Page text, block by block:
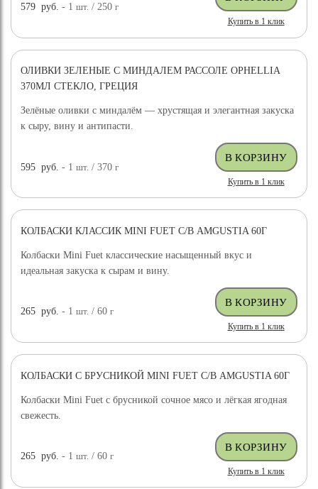
579 руб. - 1шт. / 250г
Купить в 1 клик
ОЛИВКИ ЗЕЛЕНЫЕ С МИНДАЛЕМ РАССОЛЕ OPHELLIA
370МЛ СТЕКЛО, ГРЕЦИЯ
Зелёные оливки с миндалём — хрустящая и элегантная закуска
к сыру, вину и антипасти.
595 руб. - 1шт. / 370г
Купить в 1 клик
КОЛБАСКИ КЛАССИК MINI FUET С/В AMGUSTIA 60Г
Колбаски Mini Fuet классические насыщенный вкус и
идеальная закуска к сырам и вину.
265 руб. - 1шт. / 60г
Купить в 1 клик
КОЛБАСКИ С БРУСНИКОЙ MINI FUET С/В AMGUSTIA 60Г
Колбаски Mini Fuet с брусникой сочное мясо и лёгкая ягодная
свежесть.
265 руб. - 1шт. / 60г
Купить в 1 клик